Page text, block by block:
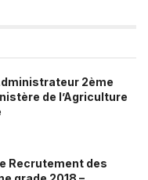
2ème
de l’Agriculture
Recrutement des